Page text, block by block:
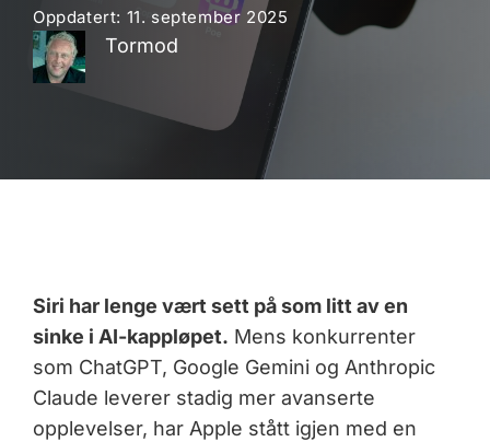
Oppdatert: 11. september 2025
Tormod
Siri har lenge vært sett på som litt av en
sinke i AI-kappløpet. Mens konkurrenter
som ChatGPT, Google Gemini og Anthropic
Claude leverer stadig mer avanserte
opplevelser, har Apple stått igjen med en